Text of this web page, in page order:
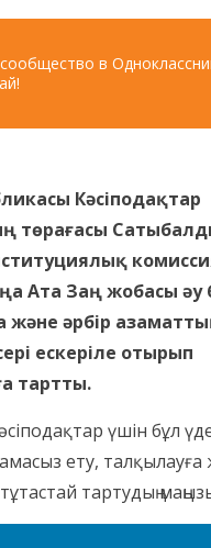
в
Кәсіподақтар
төрағасы
Ата Заң жобасы әу
әрбір
ескеріле отырып
тартты.
үшін бұл
ету, талқылауға
тартудың